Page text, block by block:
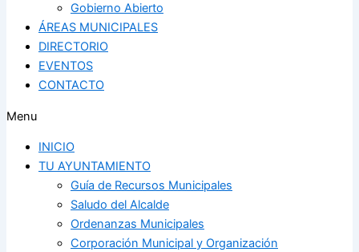
Gobierno Abierto
ÁREAS MUNICIPALES
DIRECTORIO
EVENTOS
CONTACTO
Menu
INICIO
TU AYUNTAMIENTO
Guía de Recursos Municipales
Saludo del Alcalde
Ordenanzas Municipales
Corporación Municipal y Organización